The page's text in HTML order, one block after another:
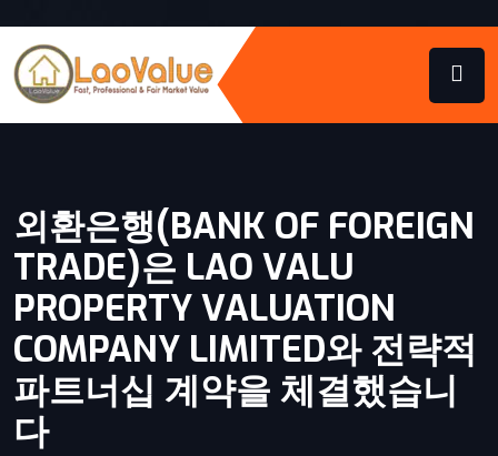
외환은행(BANK OF FOREIGN
TRADE)은 LAO VALU
PROPERTY VALUATION
COMPANY LIMITED와 전략적
파트너십 계약을 체결했습니
다